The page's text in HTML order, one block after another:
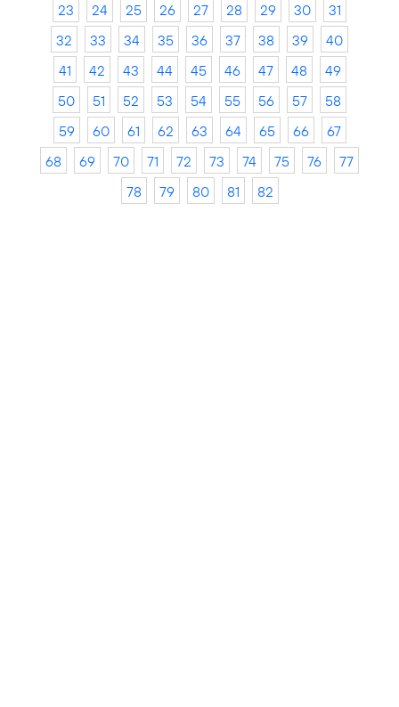
23
24 25 26 27 28 29 30
31
32
33 34 35 36 37 38 39
40
41
42 43 44 45 46 47 48
49
50
51 52 53 54 55 56 57
58
59
60 61 62 63 64 65 66
67
68
69 70 71 72 73 74 75 76
77
78
79 80 81 82